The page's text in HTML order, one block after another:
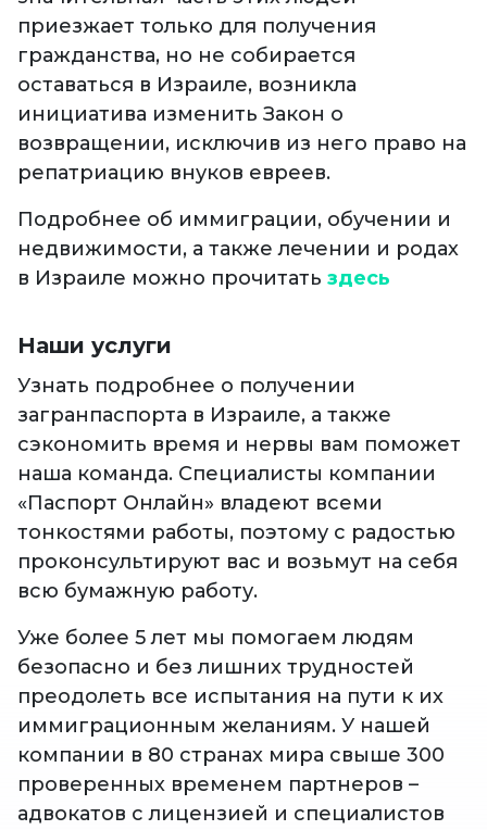
приезжает только для получения
гражданства, но не собирается
оставаться в Израиле, возникла
инициатива изменить Закон о
возвращении, исключив из него право на
репатриацию внуков евреев.
Подробнее об иммиграции, обучении и
недвижимости, а также лечении и родах
в Израиле можно прочитать здесь
Наши услуги
Узнать подробнее о получении
загранпаспорта в Израиле, а также
сэкономить время и нервы вам поможет
наша команда. Специалисты компании
«Паспорт Онлайн» владеют всеми
тонкостями работы, поэтому с радостью
проконсультируют вас и возьмут на себя
всю бумажную работу.
Уже более 5 лет мы помогаем людям
безопасно и без лишних трудностей
преодолеть все испытания на пути к их
иммиграционным желаниям. У нашей
компании в 80 странах мира свыше 300
проверенных временем партнеров –
адвокатов с лицензией и специалистов